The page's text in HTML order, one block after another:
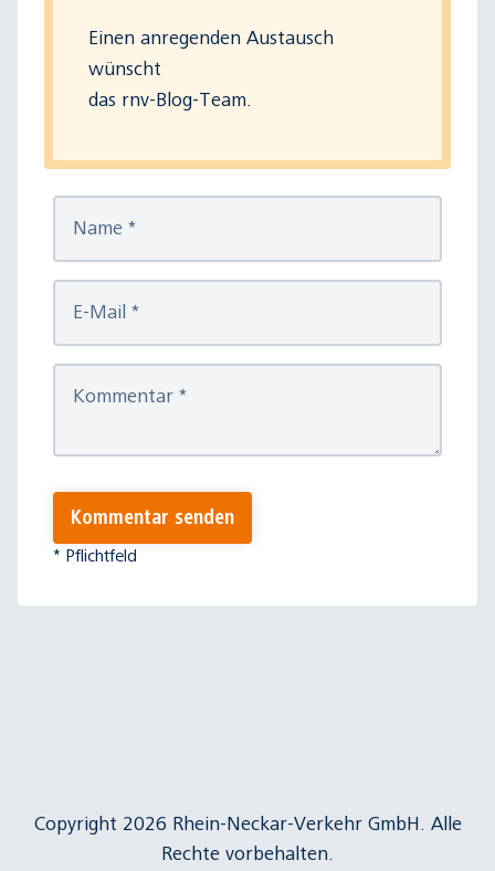
Einen anregenden Austausch
wünscht
das rnv-Blog-Team.
Name *
E-Mail *
Kommentar *
Kommentar senden
* Pflichtfeld
Copyright 2026 Rhein-Neckar-Verkehr GmbH. Alle
Rechte vorbehalten.